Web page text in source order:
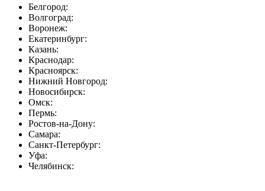
Белгород:
Волгоград:
Воронеж:
Екатеринбург:
Казань:
Краснодар:
Красноярск:
Нижний Новгород:
Новосибирск:
Омск:
Пермь:
Ростов-на-Дону:
Самара:
Санкт-Петербург:
Уфа:
Челябинск: